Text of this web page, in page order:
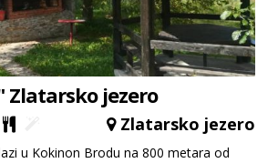
Zlatarsko jezero
Zlatarsko jezero
u Kokinon Brodu na 800 metara od